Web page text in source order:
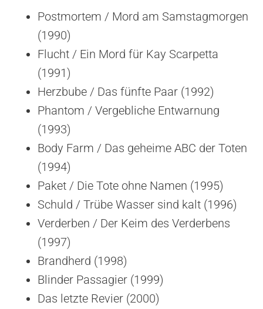
Postmortem / Mord am Samstagmorgen
(1990)
Flucht / Ein Mord für Kay Scarpetta
(1991)
Herzbube / Das fünfte Paar (1992)
Phantom / Vergebliche Entwarnung
(1993)
Body Farm / Das geheime ABC der Toten
(1994)
Paket / Die Tote ohne Namen (1995)
Schuld / Trübe Wasser sind kalt (1996)
Verderben / Der Keim des Verderbens
(1997)
Brandherd (1998)
Blinder Passagier (1999)
Das letzte Revier (2000)